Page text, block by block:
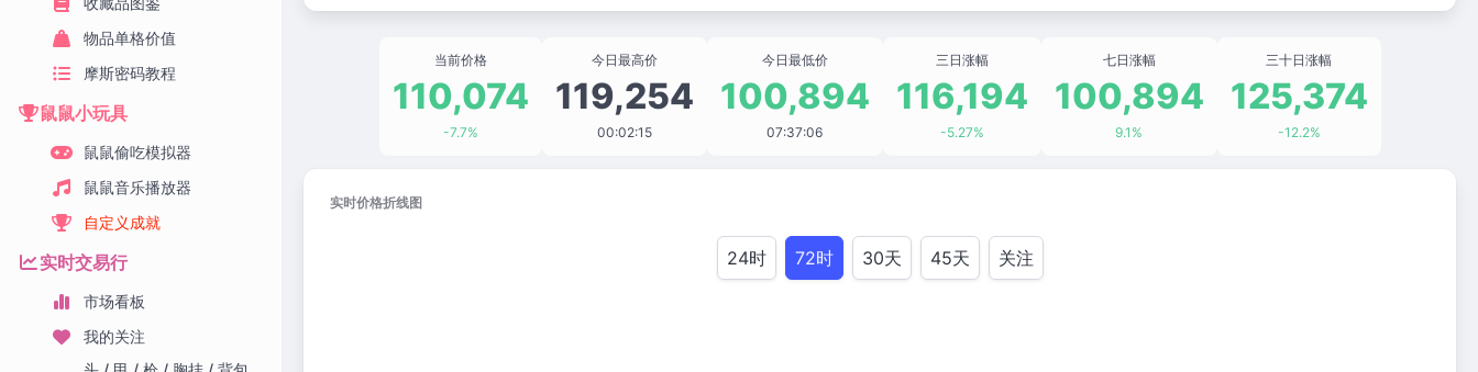
物品单格价值
摩斯密码教程
鼠鼠小玩具
鼠鼠偷吃模拟器
鼠鼠音乐播放器
自定义成就
实时交易行
市场看板
我的关注
当前价格
110,074
-7.7%
今日最高价
119,254
00:02:15
今日最低价
100,894
07:37:06
三日涨幅
116,194
-5.27%
七日涨幅
100,894
9.1%
三十日涨幅
125,374
-12.2%
实时价格折线图
24时 72时 30天 45天 关注